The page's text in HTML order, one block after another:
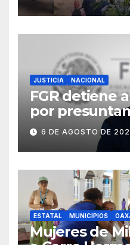
definir
JUSTICIA NACIONAL
FGR detiene
por
evidencias
Ayotzinapa
6 DE AGOSTO DE
ESTATAL MUNICIPIOS
Mujeres de